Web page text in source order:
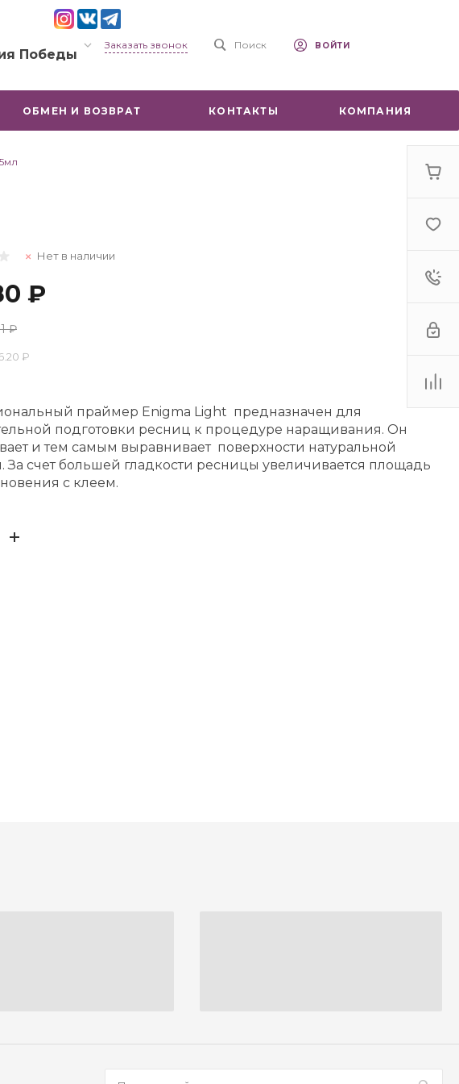
Победы
55 94
ул. имени
Заказать звонок Поиск ВОЙТИ
ОБМЕН И ВОЗВРАТ КОНТАКТЫ КОМПАНИЯ
Нет в наличии
₽
₽
₽
праймер Enigma Light предназначен для
подготовки ресниц к процедуре наращивания. Он
и тем самым выравнивает поверхности натуральной
За счет большей гладкости ресницы увеличивается площадь
с клеем.